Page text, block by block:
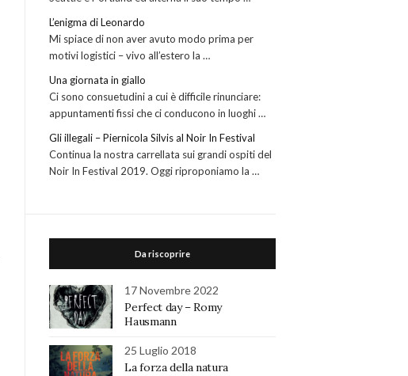
L’enigma di Leonardo
Mi spiace di non aver avuto modo prima per
motivi logistici – vivo all’estero la …
Una giornata in giallo
Ci sono consuetudini a cui è difficile rinunciare:
appuntamenti fissi che ci conducono in luoghi …
Gli illegali – Piernicola Silvis al Noir In Festival
Continua la nostra carrellata sui grandi ospiti del
Noir In Festival 2019. Oggi riproponiamo la …
Da riscoprire
17 Novembre 2022
Perfect day – Romy
Hausmann
25 Luglio 2018
La forza della natura